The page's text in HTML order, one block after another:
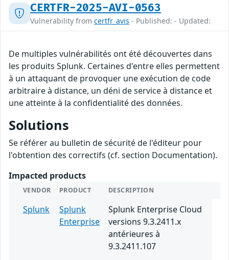
CERTFR-2025-AVI-0563
Vulnerability from certfr_avis - Published: - Updated:
De multiples vulnérabilités ont été découvertes dans
les produits Splunk. Certaines d'entre elles permettent
à un attaquant de provoquer une exécution de code
arbitraire à distance, un déni de service à distance et
une atteinte à la confidentialité des données.
Solutions
Se référer au bulletin de sécurité de l'éditeur pour
l'obtention des correctifs (cf. section Documentation).
Impacted products
VENDOR PRODUCT DESCRIPTION
Splunk
Splunk
Enterprise
Splunk Enterprise Cloud
versions 9.3.2411.x
antérieures à
9.3.2411.107